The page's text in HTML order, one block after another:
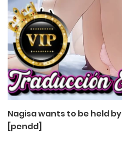
Nagisa wants to be held
[pendd]